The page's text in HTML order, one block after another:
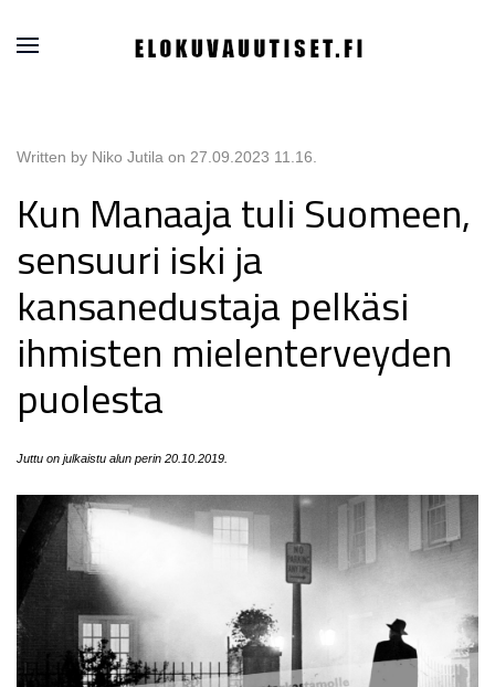
Written by Niko Jutila on 27.09.2023 11.16
Kun Manaaja tuli Suomeen,
sensuuri iski ja
kansanedustaja pelkäsi
ihmisten mielenterveyden
puolesta
Juttu on julkaistu alun perin 20.10.2019.